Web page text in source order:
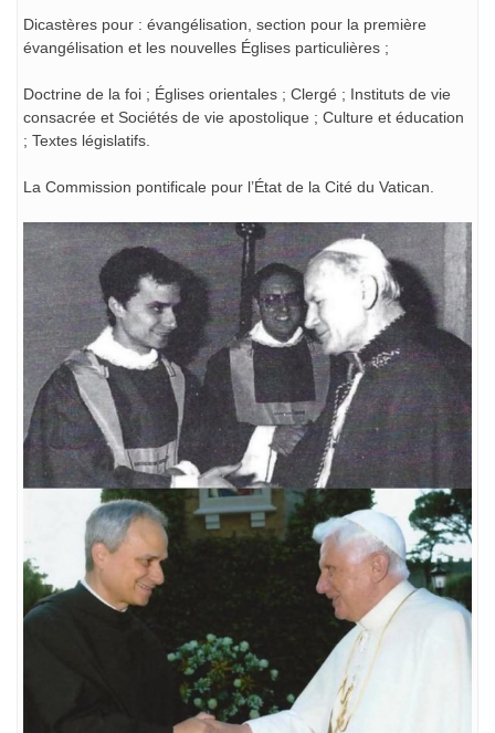
Dicastères pour : évangélisation, section pour la première
évangélisation et les nouvelles Églises particulières ;
Doctrine de la foi ; Églises orientales ; Clergé ; Instituts de vie
consacrée et Sociétés de vie apostolique ; Culture et éducation
; Textes législatifs.
La Commission pontificale pour l’État de la Cité du Vatican.